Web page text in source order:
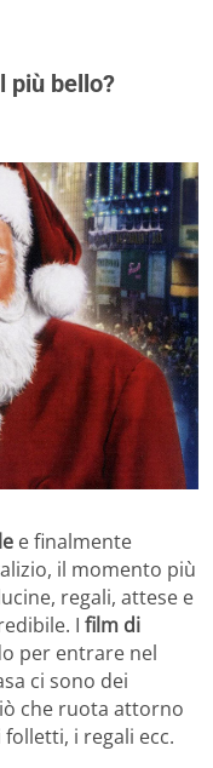
più bello?
e finalmente
il momento più
regali, attese e
I film di
per entrare nel
ci sono dei
che ruota attorno
folletti, i regali ecc.